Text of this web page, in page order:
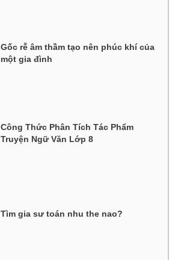
Gốc rễ âm thầm tạo nên phúc khí của
một gia đình
Công Thức Phân Tích Tác Phẩm
Truyện Ngữ Văn Lớp 8
Tìm gia sư toán nhu the nao?